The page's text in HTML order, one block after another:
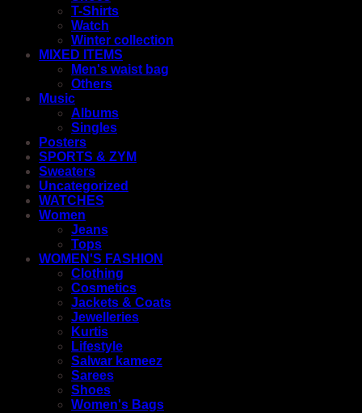
T-Shirts
Watch
Winter collection
MIXED ITEMS
Men's waist bag
Others
Music
Albums
Singles
Posters
SPORTS & ZYM
Sweaters
Uncategorized
WATCHES
Women
Jeans
Tops
WOMEN'S FASHION
Clothing
Cosmetics
Jackets & Coats
Jewelleries
Kurtis
Lifestyle
Salwar kameez
Sarees
Shoes
Women's Bags